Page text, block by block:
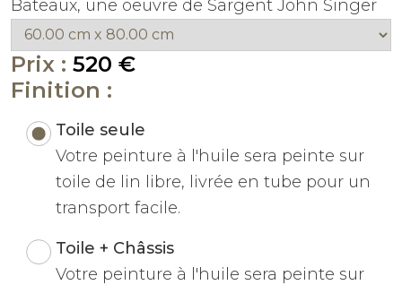
Bateaux, une oeuvre de Sargent John Singer
Prix : 520 €
Finition :
Toile seule
Votre peinture à l'huile sera peinte sur
toile de lin libre, livrée en tube pour un
transport facile.
Toile + Châssis
Votre peinture à l'huile sera peinte sur